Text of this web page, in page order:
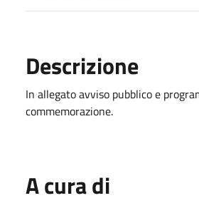
Descrizione
In allegato avviso pubblico e
commemorazione.
A cura di